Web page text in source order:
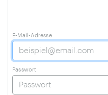
E-Mail-Adresse
Passwort